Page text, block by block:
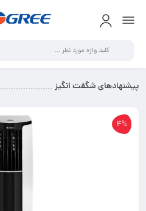
پیشنهادهای شگفت انگیز
4%